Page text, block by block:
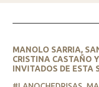
MANOLO SARRIA,
CRISTINA CASTAÑO
INVITADOS DE ESTA